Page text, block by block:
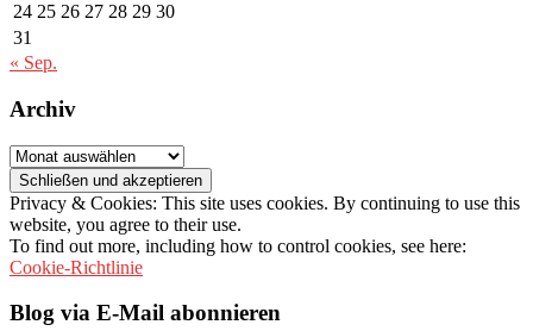
24 25 26 27 28 29 30
31
« Sep.
Archiv
Archiv
Privacy & Cookies: This site uses cookies. By continuing to use this
website, you agree to their use.
To find out more, including how to control cookies, see here:
Cookie-Richtlinie
Blog via E-Mail abonnieren